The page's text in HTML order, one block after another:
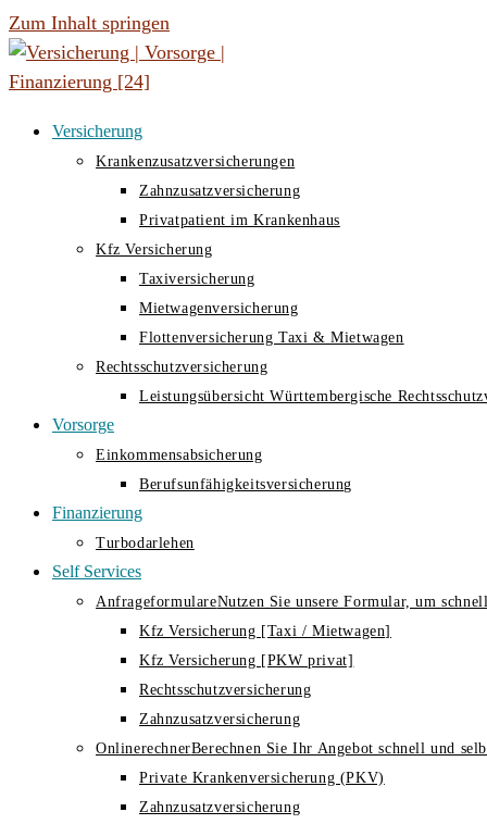
Zum Inhalt springen
Versicherung
Krankenzusatzversicherungen
Zahnzusatzversicherung
Privatpatient im Krankenhaus
Kfz Versicherung
Taxiversicherung
Mietwagenversicherung
Flottenversicherung Taxi & Mietwagen
Rechtsschutzversicherung
Leistungsübersicht Württembergische
Vorsorge
Einkommensabsicherung
Berufsunfähigkeitsversicherung
Finanzierung
Turbodarlehen
Self Services
AnfrageformulareNutzen Sie unsere Formular, um
Kfz Versicherung [Taxi / Mietwagen]
Kfz Versicherung [PKW privat]
Rechtsschutzversicherung
Zahnzusatzversicherung
OnlinerechnerBerechnen Sie Ihr Angebot schnell und
Private Krankenversicherung (PKV)
Zahnzusatzversicherung